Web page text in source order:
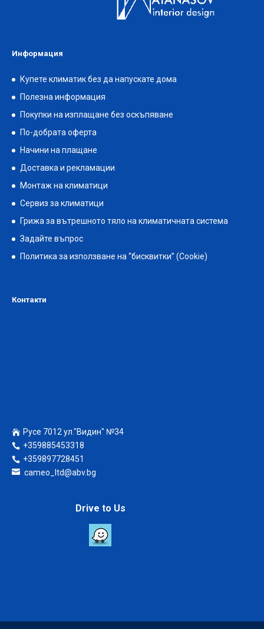
Информация
Купете климатик без да напускате дома
Полезна информация
Покупки на изплащане без оскъпяване
По-добрата оферта
Начини на плащане
Доставка и рекламации
Монтаж на климатици
Сервиз за климатици
Грижа за вътрешното тяло на климатичната система
Задайте въпрос
Политика за използване на “бисквитки” (Cookie)
Контакти
Русе 7012 ул."Видин" №34
+359885453318
+359897728451
cameo_ltd@abv.bg
Drive to Us